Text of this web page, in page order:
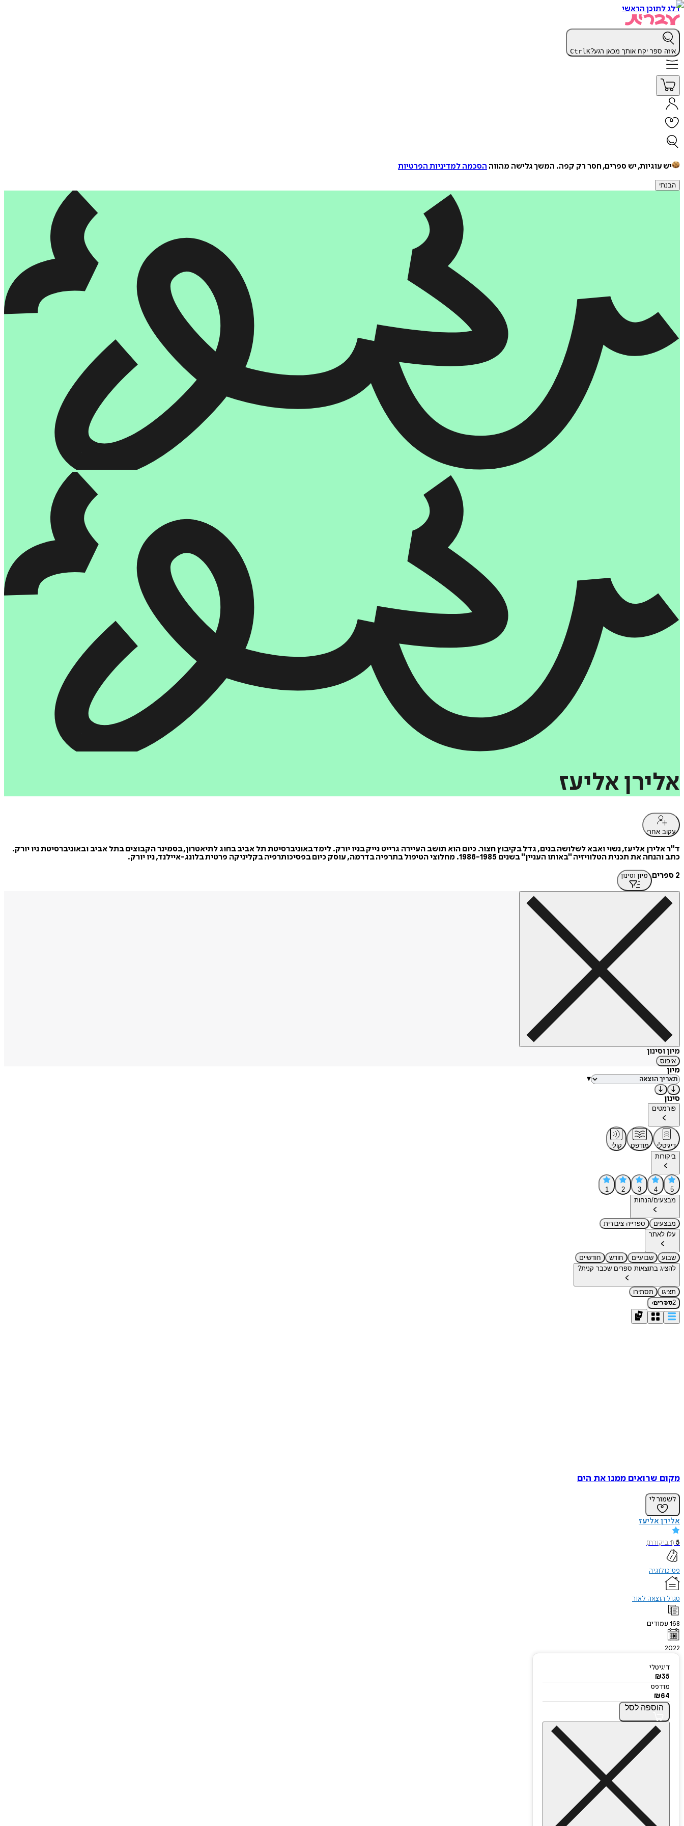
דלג לתוכן הראשי
איזה ספר יקח אותך מכאן רגע? CtrlK
יש עוגיות, יש ספרים, חסר רק קפה. המשך גלישה מהווה הסכמה למדיניות הפרטיות
הבנתי
אלירן אליעז
עקוב אחרי
ד"ר אלירן אליעז, נשוי ואבא לשלושה בנים, גדל בקיבוץ חצור. כיום הוא תושב העיירה גרייט נייק בניו יורק. לימד באוניברסיטת תל אביב בחוג לתיאטרון, בסמינר הקבוצים בתל אביב ובאוניברסיטת ניו יורק.
כתב והנחה את תכנית הטלוויזיה "באותו העניין" בשנים 1986-1985. מחלוצי הטיפול בתרפיה בדרמה, עוסק כיום בפסיכותרפיה בקליניקה פרטית בלונג-איילנד, ניו יורק.
2 ספרים
מיון וסינון
מיון וסינון
איפוס
מיון
▾
סינון
פורמטים
דיגיטלי מודפס
קולי
ביקורות
5
4
3
2
1
מבצעים/הנחות
מבצעים
ספרייה ציבורית
עלו לאתר
שבוע שבועיים חודש
חודשיים
להציג בתוצאות ספרים שכבר קנית?
תציגו
תסתירו
2ספרים›
מקום שרואים ממנו את הים
לשמור לי
אלירן אליעז
5
(
1ביקורת)
פסיכולוגיה
סגול הוצאה לאור
168עמודים
2022
דיגיטלי
₪35
מודפס
₪64
הוספה לסל